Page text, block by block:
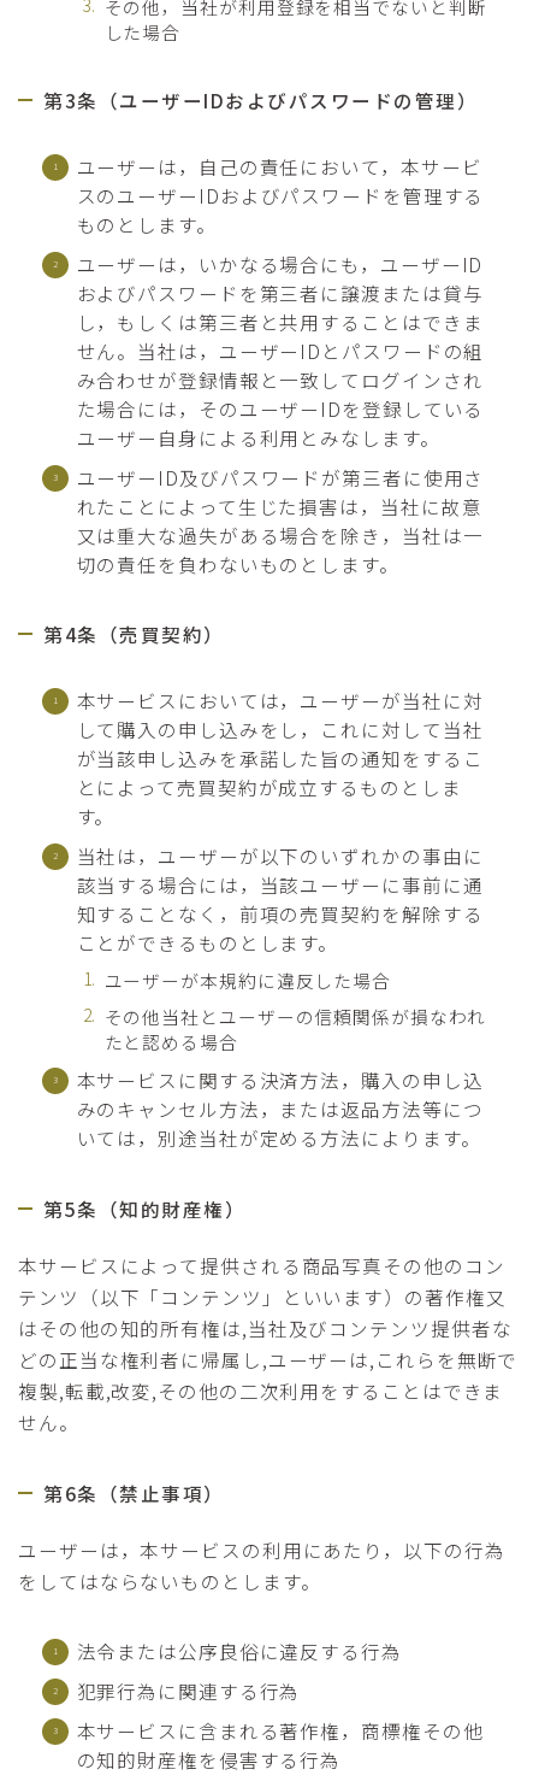
その他，当社が利用登録を相当でないと判断
した場合
第3条（ユーザーIDおよびパスワードの管理）
ユーザーは，自己の責任において，本サービ
スのユーザーIDおよびパスワードを管理する
ものとします。
ユーザーは，いかなる場合にも，ユーザーID
およびパスワードを第三者に譲渡または貸与
し，もしくは第三者と共用することはできま
せん。当社は，ユーザーIDとパスワードの組
み合わせが登録情報と一致してログインされ
た場合には，そのユーザーIDを登録している
ユーザー自身による利用とみなします。
ユーザーID及びパスワードが第三者に使用さ
れたことによって生じた損害は，当社に故意
又は重大な過失がある場合を除き，当社は一
切の責任を負わないものとします。
第4条（売買契約）
本サービスにおいては，ユーザーが当社に対
して購入の申し込みをし，これに対して当社
が当該申し込みを承諾した旨の通知をするこ
とによって売買契約が成立するものとしま
す。
当社は，ユーザーが以下のいずれかの事由に
該当する場合には，当該ユーザーに事前に通
知することなく，前項の売買契約を解除する
ことができるものとします。
ユーザーが本規約に違反した場合
その他当社とユーザーの信頼関係が損なわれ
たと認める場合
本サービスに関する決済方法，購入の申し込
みのキャンセル方法，または返品方法等につ
いては，別途当社が定める方法によります。
第5条（知的財産権）
本サービスによって提供される商品写真その他のコン
テンツ（以下「コンテンツ」といいます）の著作権又
はその他の知的所有権は,当社及びコンテンツ提供者な
どの正当な権利者に帰属し,ユーザーは,これらを無断で
複製,転載,改変,その他の二次利用をすることはできま
せん。
第6条（禁止事項）
ユーザーは，本サービスの利用にあたり，以下の行為
をしてはならないものとします。
法令または公序良俗に違反する行為
犯罪行為に関連する行為
本サービスに含まれる著作権，商標権その他
の知的財産権を侵害する行為